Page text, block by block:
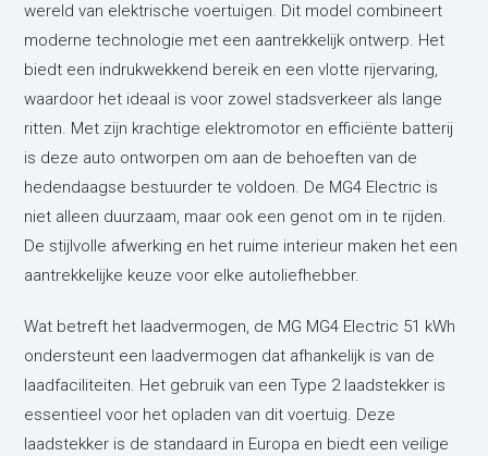
wereld van elektrische voertuigen. Dit model combineert
moderne technologie met een aantrekkelijk ontwerp. Het
biedt een indrukwekkend bereik en een vlotte rijervaring,
waardoor het ideaal is voor zowel stadsverkeer als lange
ritten. Met zijn krachtige elektromotor en efficiënte batterij
is deze auto ontworpen om aan de behoeften van de
hedendaagse bestuurder te voldoen. De MG4 Electric is
niet alleen duurzaam, maar ook een genot om in te rijden.
De stijlvolle afwerking en het ruime interieur maken het een
aantrekkelijke keuze voor elke autoliefhebber.
Wat betreft het laadvermogen, de MG MG4 Electric 51 kWh
ondersteunt een laadvermogen dat afhankelijk is van de
laadfaciliteiten. Het gebruik van een Type 2 laadstekker is
essentieel voor het opladen van dit voertuig. Deze
laadstekker is de standaard in Europa en biedt een veilige